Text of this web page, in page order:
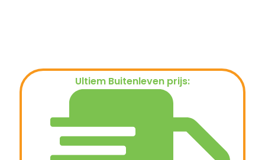
Ultiem Buitenleven prijs: